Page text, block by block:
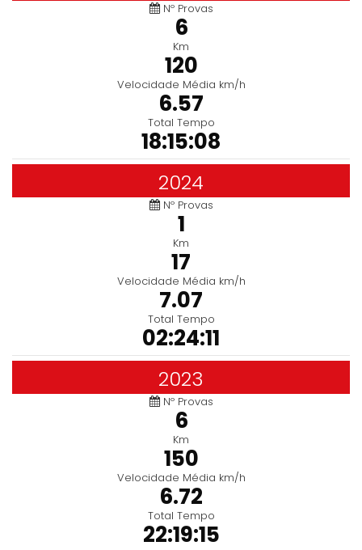
Nº Provas
6
Km
120
Velocidade Média km/h
6.57
Total Tempo
18:15:08
2024
Nº Provas
1
Km
17
Velocidade Média km/h
7.07
Total Tempo
02:24:11
2023
Nº Provas
6
Km
150
Velocidade Média km/h
6.72
Total Tempo
22:19:15